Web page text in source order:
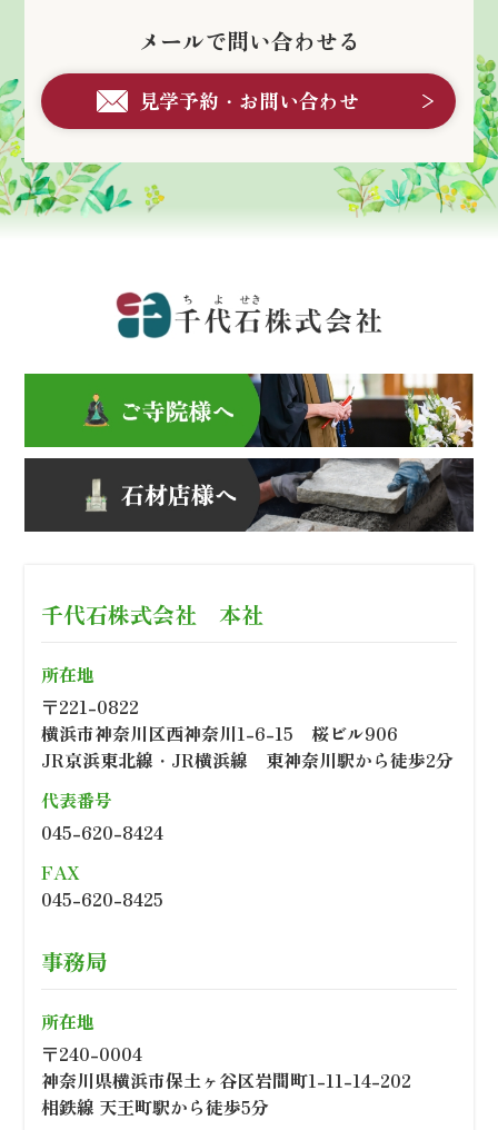
メールで問い合わせる
見学予約・お問い合わせ
千代石株式会社 本社
所在地
〒221-0822
横浜市神奈川区西神奈川1-6-15 桜ビル906
JR京浜東北線・JR横浜線 東神奈川駅から徒歩2分
代表番号
045-620-8424
FAX
045-620-8425
事務局
所在地
〒240-0004
神奈川県横浜市保土ヶ谷区岩間町1-11-14-202
相鉄線 天王町駅から徒歩5分